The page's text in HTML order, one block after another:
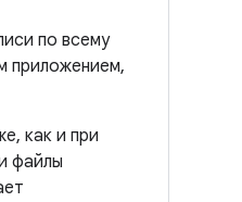
по всему
приложением,
как и при
файлы